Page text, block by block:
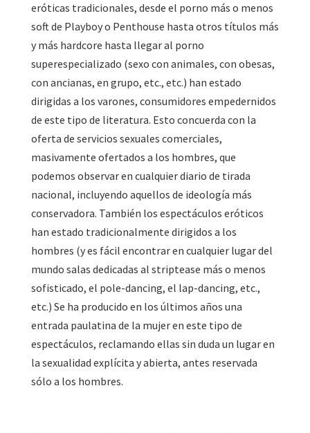
eróticas tradicionales, desde el porno más o menos
soft de Playboy o Penthouse hasta otros títulos más
y más hardcore hasta llegar al porno
superespecializado (sexo con animales, con obesas,
con ancianas, en grupo, etc., etc.) han estado
dirigidas a los varones, consumidores empedernidos
de este tipo de literatura. Esto concuerda con la
oferta de servicios sexuales comerciales,
masivamente ofertados a los hombres, que
podemos observar en cualquier diario de tirada
nacional, incluyendo aquellos de ideología más
conservadora. También los espectáculos eróticos
han estado tradicionalmente dirigidos a los
hombres (y es fácil encontrar en cualquier lugar del
mundo salas dedicadas al striptease más o menos
sofisticado, el pole-dancing, el lap-dancing, etc.,
etc.) Se ha producido en los últimos años una
entrada paulatina de la mujer en este tipo de
espectáculos, reclamando ellas sin duda un lugar en
la sexualidad explícita y abierta, antes reservada
sólo a los hombres.